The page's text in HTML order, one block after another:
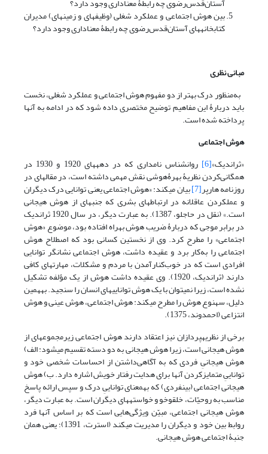
آستان‌قدس‌رضوی چه رابطۀ معناداری وجود دارد؟
بین هوش اجتماعی و عملکرد شغلی (وظیفه­ای و زمینه­ای) مدیران
کتابخانه­های آستان‌قدس‌رضوی چه رابطۀ معناداری وجود دارد؟
مبانی نظری
به‌منظور درک بهتر از دو مفهوم هوش اجتماعی و عملکرد شغلی، نخست
باید دربارۀ این مفاهیم توضیح مختصری داده شود که در ادامه به آنها
پرداخته شده است.
هوش اجتماعی
«ثراندیک»[6] روان­شناس نامداری که در دهه­های 1920 و 1930 در
همگانی‌کردن نظریۀ بهرۀ­هوشی نقش مهمی داشته است، در مقاله­ای در
روزنامه هارپر[7] بیان می­کند: «هوش اجتماعی یعنی توانایی درک دیگران
و عمل­کردن عاقلانه در ارتباط­های بشری که جنبه­ای از هوش هیجانی
است.» (نقل در حاجلو، 1387). به ­عبارت دیگر، در سال 1920 ثراندیک
در برابر موجی که دربارۀ ضریب هوش به­راه افتاده بود، موضوع «هوش
اجتماعی» را مطرح کرد. وی از نخستین کسانی بود که اصطلاح هوش
اجتماعی را به‌کار برد و عقیده داشت، هوش اجتماعی نشانگر توانایی
افرادی است که در خوب‌کنارآمدن با مردم و مشکلات، مهارت­های کافی
دارند (ثراندیک، 1920). وی عقیده داشت هوش از یک مؤلفه تشکیل
نشده است، زیرا نمی­توان با یک هوش توانایی­های انسان را سنجید. به­همین
دلیل، سه­نوع هوش را مطرح می­کند: هوش اجتماعی، هوش عینی و هوش
انتزاعی (احمدوند، 1375).
برخی از نظریه­پردازان نیز اعتقاد دارند هوش اجتماعی زیرمجموعه­ای از
هوش هیجانی است، زیرا هوش هیجانی به­ دو دسته تقسیم می­شود: الف)
هوش هیجانیِ فردی که به آگاهی‌داشتن از احساسات شخصی خود و
تواناییِ متمایزکردن آنها برای هدایت رفتار خویش اشاره دارد. ب) هوش
هیجانی اجتماعی (بین­فردی) که به­معنای تواناییِ درک و سپس ارائه پاسخ
مناسب به­ روحیّات، خلق­وخو و خواسته­های دیگران است. به عبارت دیگر،
هوش هیجانی اجتماعی، مبیّن ویژگی‌هایی است که بر اساس آنها فرد
روابط بین خود و دیگران را مدیریت می­کند (استرت، 1391)؛ یعنی همان
جنبۀ اجتماعی هوش هیجانی.